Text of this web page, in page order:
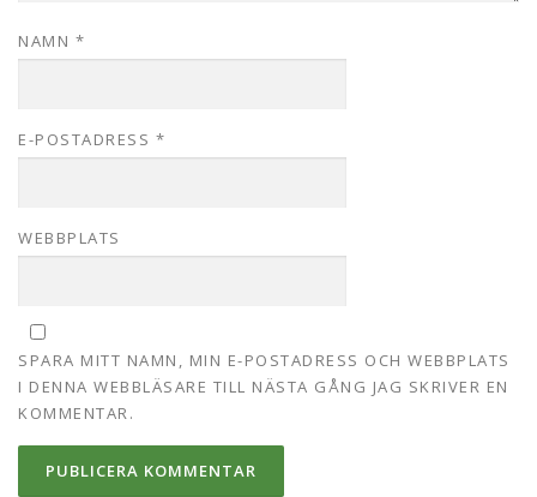
NAMN *
E-POSTADRESS *
WEBBPLATS
SPARA MITT NAMN, MIN E-POSTADRESS OCH WEBBPLATS
I DENNA WEBBLÄSARE TILL NÄSTA GÅNG JAG SKRIVER EN
KOMMENTAR.